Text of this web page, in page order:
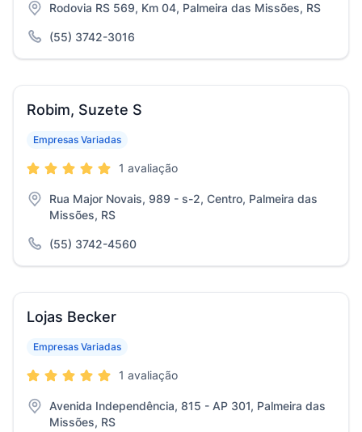
Rodovia RS 569, Km 04, Palmeira das Missões, RS
(55) 3742-3016
Robim, Suzete S
Empresas Variadas
1 avaliação
Rua Major Novais, 989 - s-2, Centro, Palmeira das
Missões, RS
(55) 3742-4560
Lojas Becker
Empresas Variadas
1 avaliação
Avenida Independência, 815 - AP 301, Palmeira das
Missões, RS